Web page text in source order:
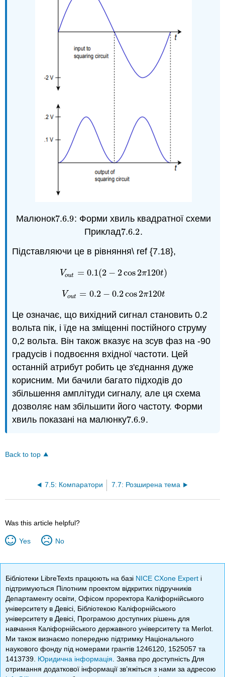
Малюнок7.6.9
7.6.9: Форми хвиль квадратної схеми
Приклад7.6.2
7.6.2.
Підставляючи це в рівняння\ ref {7.18},
Vout = 0.1(2 − 2cos2π120t)
Vout= 0.1(2 −2 cos2 π120t)
Vout = 0.2 − 0.2cos 2π120t
Vout= 0.2 −0.2cos2 π120t
Це означає, що вихідний сигнал становить 0.2
вольта пік, і їде на зміщенні постійного струму
0,2 вольта. Він також вказує на зсув фаз на -90
градусів і подвоєння вхідної частоти. Цей
останній атрибут робить це з'єднання дуже
корисним. Ми бачили багато підходів до
збільшення амплітуди сигналу, але ця схема
дозволяє нам збільшити його частоту. Форми
хвиль показані на малюнку7.6.9
7.6.9.
Back to top
7.5: Компаратори 7.7: Розширена тема
Was this article helpful?
Yes No
Бібліотеки LibreTexts працюють на базі NICE CXone Expert і
підтримуються Пілотним проектом відкритих підручників
Департаменту освіти, Офісом проректора Каліфорнійського
університету в Девісі, Бібліотекою Каліфорнійського
університету в Девісі, Програмою доступних рішень для
навчання Каліфорнійського державного університету та Merlot.
Ми також визнаємо попередню підтримку Національного
наукового фонду під номерами грантів 1246120, 1525057 та
1413739. Юридична інформація . Заява про доступність Для
отримання додаткової інформації зв’яжіться з нами за адресою